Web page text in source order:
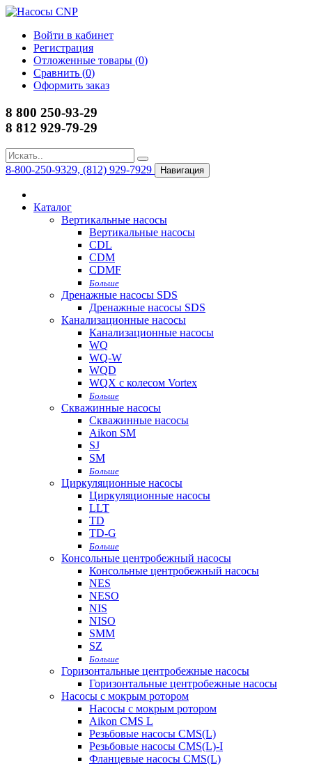
Войти в кабинет
Регистрация
Отложенные товары (0)
Сравнить (0)
Оформить заказ
8 800 250-93-29
8 812 929-79-29
8-800-250-9329, (812) 929-7929 Навигация
Каталог
Вертикальные насосы
Вертикальные насосы
CDL
CDM
CDMF
Больше
Дренажные насосы SDS
Дренажные насосы SDS
Канализационные насосы
Канализационные насосы
WQ
WQ-W
WQD
WQX с колесом Vortex
Больше
Скважинные насосы
Скважинные насосы
Aikon SM
SJ
SM
Больше
Циркуляционные насосы
Циркуляционные насосы
LLT
TD
TD-G
Больше
Консольные центробежный насосы
Консольные центробежный насосы
NES
NESO
NIS
NISO
SMM
SZ
Больше
Горизонтальные центробежные насосы
Горизонтальные центробежные насосы
Насосы с мокрым ротором
Насосы с мокрым ротором
Aikon CMS L
Резьбовые насосы CMS(L)
Резьбовые насосы CMS(L)-I
Фланцевые насосы CMS(L)